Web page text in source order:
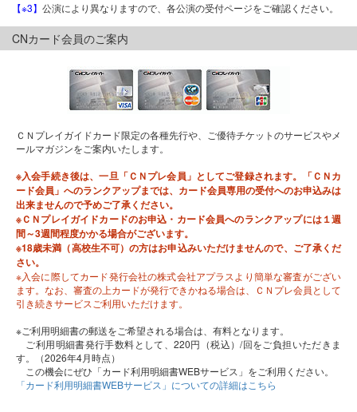
【※3】 公演により異なりますので、各公演の受付ページをご確認ください。
CNカード会員のご案内
ＣＮプレイガイドカード限定の各種先行や、ご優待チケットのサービスやメ
ールマガジンをご案内いたします。
※入会手続き後は、一旦「ＣＮプレ会員」としてご登録されます。「ＣＮカ
ード会員」へのランクアップまでは、カード会員専用の受付へのお申込みは
出来ませんので予めご了承ください。
※ＣＮプレイガイドカードのお申込・カード会員へのランクアップには１週
間～3週間程度かかる場合がございます。
※18歳未満（高校生不可）の方はお申込みいただけませんので、ご了承くだ
さい。
※入会に際してカード発行会社の株式会社アプラスより簡単な審査がござい
ます。なお、審査の上カードが発行できかねる場合は、ＣＮプレ会員として
引き続きサービスご利用いただけます。
※ご利用明細書の郵送をご希望される場合は、有料となります。
ご利用明細書発行手数料として、220円（税込）/回をご負担いただきま
す。（2026年4月時点）
この機会にぜひ「カード利用明細書WEBサービス」をご利用ください。
「カード利用明細書WEBサービス」についての詳細はこちら